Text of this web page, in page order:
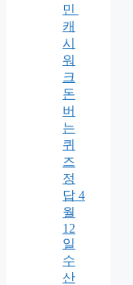
민
캐
시
워
크
돈
버
는
퀴
즈
정
답 4
월
12
일
수
산